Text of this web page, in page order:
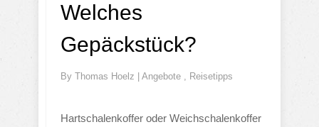
Welches
Gepäckstück?
By Thomas Hoelz Angebote , Reisetipps
Hartschalenkoffer oder Weichschalenkoffer